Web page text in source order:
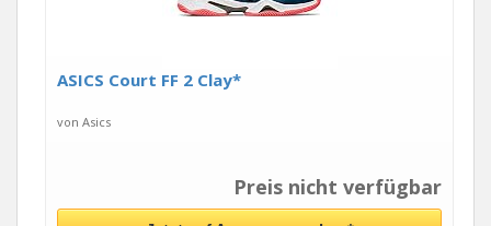
ASICS Court FF 2 Clay*
von Asics
Preis nicht verfügbar